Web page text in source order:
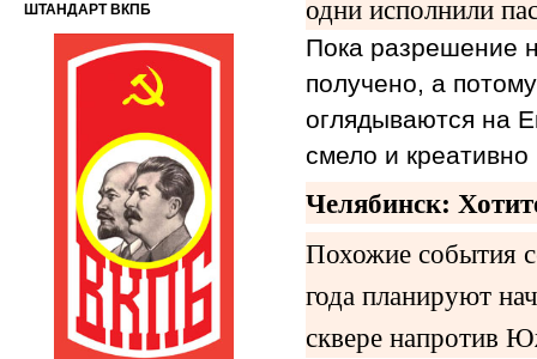
одни исполнили
Пока разрешение
получено, а
оглядываются на
смело и креативно
Челябинск:
Похожие события
года планируют
сквере напротив
ШТАНДАРТ ВКПБ